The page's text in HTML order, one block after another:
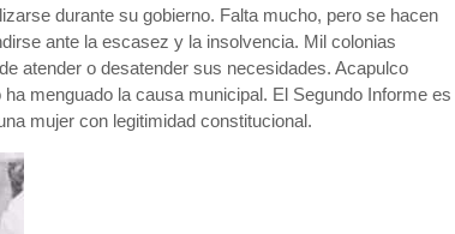
durante su gobierno. Falta mucho, pero se hacen
ante la escasez y la insolvencia. Mil colonias
atender o desatender sus necesidades. Acapulco
menguado la causa municipal. El Segundo Informe es
mujer con legitimidad constitucional.